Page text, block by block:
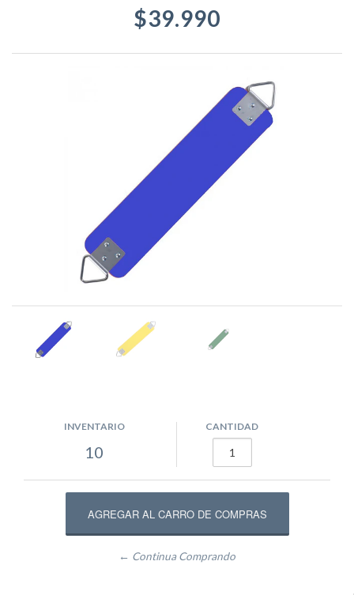
$39.990
INVENTARIO
10
CANTIDAD
← Continua Comprando